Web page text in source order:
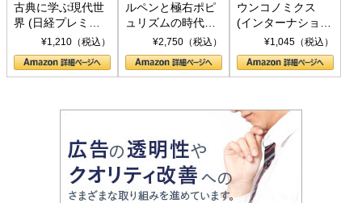
古典に学ぶ現代世
界 (日経プレミア
シリーズ)¥1,210（税込）
ルペンと極右ポピ
ュリズムの時代：
〈ヤヌス〉の二つ
の顔
¥2,750（税込）
ウンコノミクス
(インターナショナ
ル新書)¥1,045（税込）